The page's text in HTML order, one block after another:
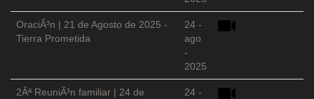
OraciÃ³n | 21 de Agosto de 2025 -
Tierra Prometida
24 -
ago
-
2025
2Âª ReuniÃ³n familiar | 24 de
24 -